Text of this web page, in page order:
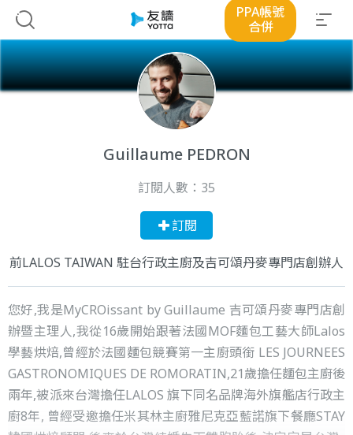
PPA帳號
合併
Guillaume PEDRON
訂閱人數： 35
訂閱
前LALOS TAIWAN 駐台行政主廚及吉可頌丹麥專門店創辦人
您好,我是MyCROissant by Guillaume 吉可頌丹麥專門店創
辦暨主理人,我從16歲開始跟著法國MOF麵包工藝大師Lalos
學藝烘焙,曾經於法國麵包競賽第一主廚頭銜 LES JOURNEES
GASTRONOMIQUES DE ROMORATIN,21歲擔任麵包主廚後
兩年,被派來台灣擔任LALOS 旗下同名品牌海外旗艦店行政主
廚8年, 曾經受邀擔任米其林主廚雅尼克亞藍諾旗下餐廳STAY